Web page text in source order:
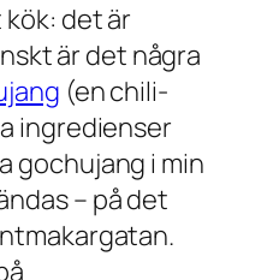
det är
är det några
(en chili-
ingredienser
gochujang i min
– på det